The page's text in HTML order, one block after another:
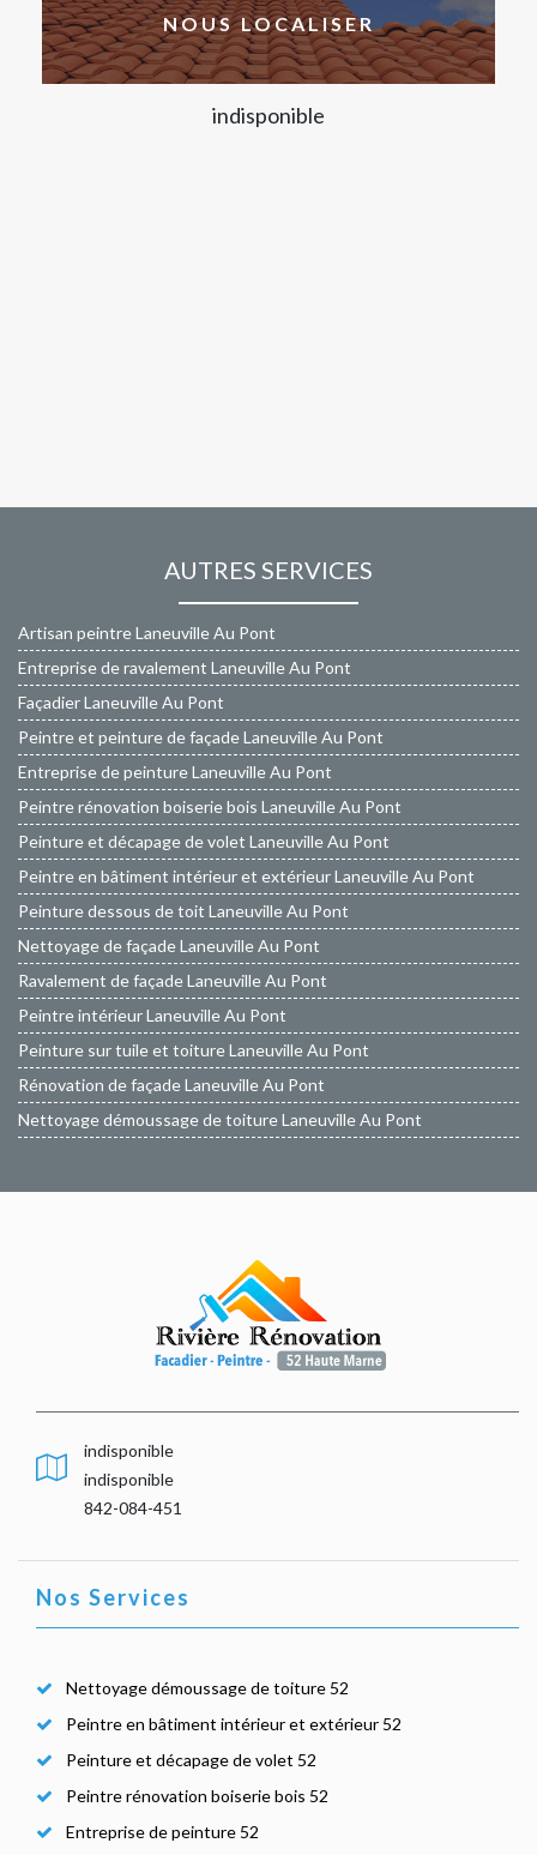
NOUS LOCALISER
indisponible
AUTRES SERVICES
Artisan peintre Laneuville Au Pont
Entreprise de ravalement Laneuville Au Pont
Façadier Laneuville Au Pont
Peintre et peinture de façade Laneuville Au Pont
Entreprise de peinture Laneuville Au Pont
Peintre rénovation boiserie bois Laneuville Au Pont
Peinture et décapage de volet Laneuville Au Pont
Peintre en bâtiment intérieur et extérieur Laneuville Au Pont
Peinture dessous de toit Laneuville Au Pont
Nettoyage de façade Laneuville Au Pont
Ravalement de façade Laneuville Au Pont
Peintre intérieur Laneuville Au Pont
Peinture sur tuile et toiture Laneuville Au Pont
Rénovation de façade Laneuville Au Pont
Nettoyage démoussage de toiture Laneuville Au Pont
indisponible
indisponible
842-084-451
Nos Services
Nettoyage démoussage de toiture 52
Peintre en bâtiment intérieur et extérieur 52
Peinture et décapage de volet 52
Peintre rénovation boiserie bois 52
Entreprise de peinture 52